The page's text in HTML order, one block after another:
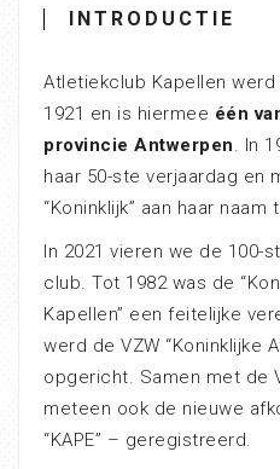
INTRODUCTIE
Atletiekclub Kapellen
1921 en is hiermee één
provincie Antwerpen. In
haar 50-ste verjaardag en
“Koninklijk” aan haar naam
In 2021 vieren we de 100-
club. Tot 1982 was de
Kapellen” een feitelijke
werd de VZW “Koninklijke
opgericht. Samen met de
meteen ook de nieuwe
“KAPE” – geregistreerd.